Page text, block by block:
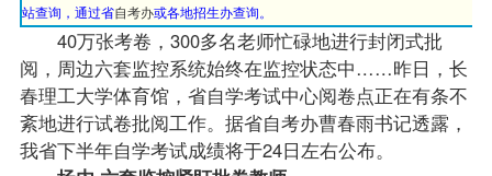
站查询，通过省自考办或各地招生办查询。
40万张考卷，300多名老师忙碌地进行封闭式批
阅，周边六套监控系统始终在监控状态中……昨日，长
春理工大学体育馆，省自学考试中心阅卷点正在有条不
紊地进行试卷批阅工作。据省自考办曹春雨书记透露，
我省下半年自学考试成绩将于24日左右公布。